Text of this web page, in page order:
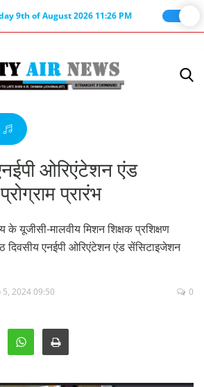
9th of August 2026 11:26 PM
ओरिएंटेशन एंड
प्रारंभ
के यूजीसी-मालवीय मिशन शिक्षक प्रशिक्षण
दिवसीय एनईपी ओरिएंटेशन एंड सेंसिटाइजेशन
5, 2024 09:50 0